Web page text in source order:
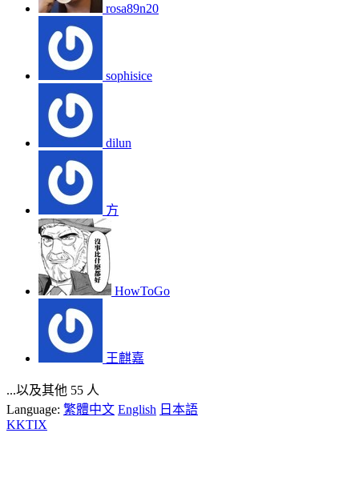
rosa89n20
sophisice
dilun
方
HowToGo
王麒嘉
...以及其他 55 人
Language: 繁體中文 English 日本語
KKTIX